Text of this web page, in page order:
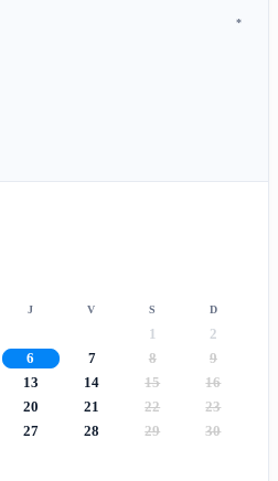
*
J V S D
1
2
6 7 8
9
13 14 15
16
20 21 22
23
27 28 29
30